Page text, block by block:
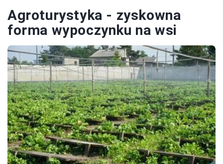
Agroturystyka - zyskowna
forma wypoczynku na wsi